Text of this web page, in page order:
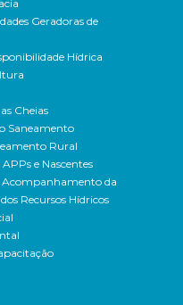
Geradoras de
Hídrica
Cheias
Saneamento
Rural
e Nascentes
da
Recursos Hídricos